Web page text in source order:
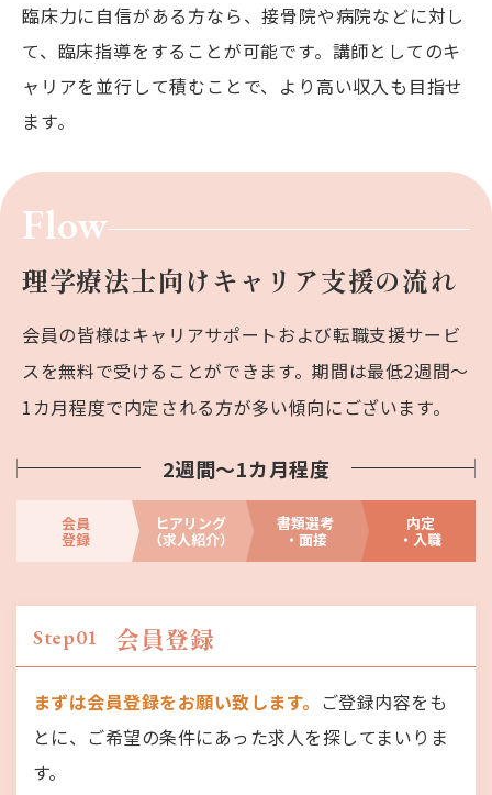
臨床力に自信がある方なら、接骨院や病院などに対し
て、臨床指導をすることが可能です。講師としてのキ
ャリアを並行して積むことで、より高い収入も目指せ
ます。
Flow
理学療法士向けキャリア支援の流れ
会員の皆様はキャリアサポートおよび転職支援サービ
スを無料で受けることができます。期間は最低2週間～
1カ月程度で内定される方が多い傾向にございます。
2週間～1カ月程度
会員
登録
ヒアリング
（求人紹介）
書類選考
・面接
内定
・入職
Step01 会員登録
まずは会員登録をお願い致します。 ご登録内容をも
とに、ご希望の条件にあった求人を探してまいりま
す。